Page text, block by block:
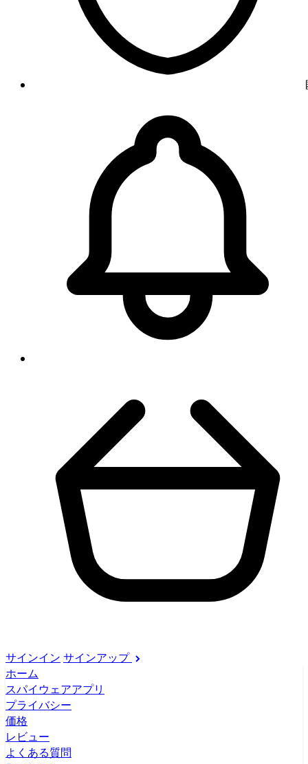
サインイン サインアップ
ホーム
スパイウェアアプリ
プライバシー
価格
レビュー
よくある質問